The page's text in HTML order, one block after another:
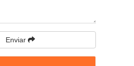
Enviar